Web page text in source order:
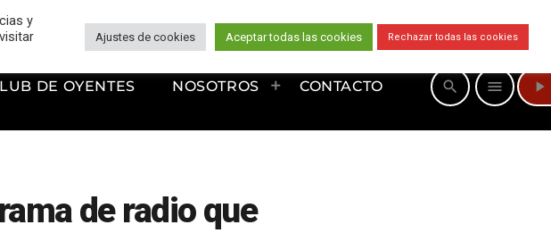
DE OYENTES NOSOTROS CONTACTO search menu play_arrow
de radio que
y
Ajustes de cookies Aceptar todas las cookies Rechazar todas las cookies